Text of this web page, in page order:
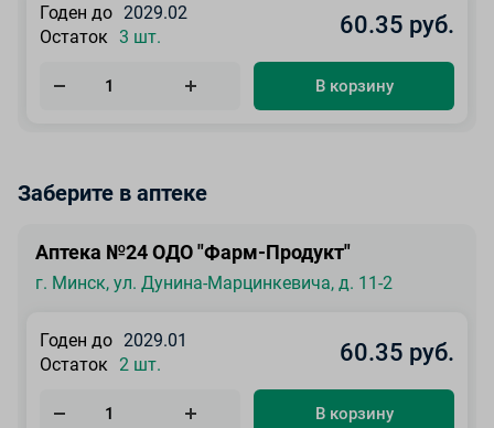
Годен до 2029.02
Остаток 3 шт. 60.35 руб.
В корзину
Заберите в аптеке
Аптека №24 ОДО "Фарм-Продукт"
г. Минск, ул. Дунина-Марцинкевича, д. 11-2
Годен до 2029.01
Остаток
2 шт. 60.35 руб.
В корзину